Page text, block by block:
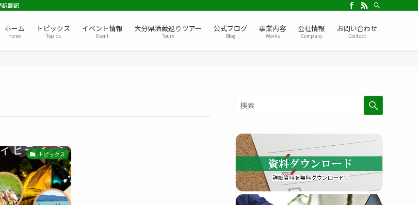
翻訳
ホーム
Home
トピックス
Topics
イベント情報
Event
大分県酒蔵巡りツアー
Tours
公式ブログ
Blog
事業内容
Works
会社情報
Company
お問い合わせ
Contact
トピックス